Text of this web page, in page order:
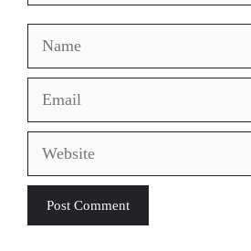
Name
Email
Website